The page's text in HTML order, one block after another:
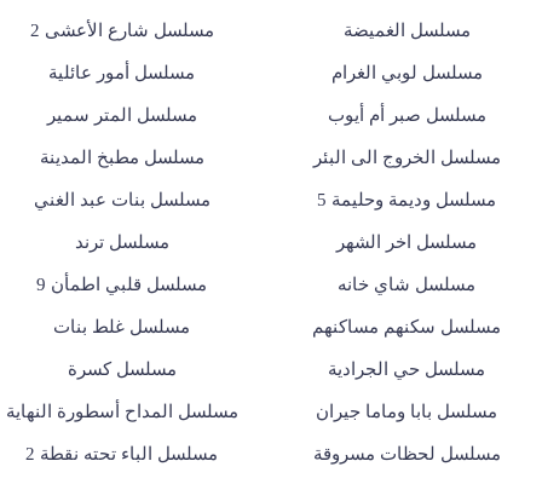
مسلسل الغميضة مسلسل شارع الأعشى 2
مسلسل لوبي الغرام مسلسل أمور عائلية
مسلسل صبر أم أيوب مسلسل المتر سمير
مسلسل الخروج الى البئر مسلسل مطبخ المدينة
مسلسل وديمة وحليمة 5 مسلسل بنات عبد الغني
مسلسل اخر الشهر مسلسل ترند
مسلسل شاي خانه مسلسل قلبي اطمأن 9
مسلسل سكنهم مساكنهم مسلسل غلط بنات
مسلسل حي الجرادية مسلسل كسرة
مسلسل بابا وماما جيران مسلسل المداح أسطورة النهاية
مسلسل لحظات مسروقة مسلسل الباء تحته نقطة 2